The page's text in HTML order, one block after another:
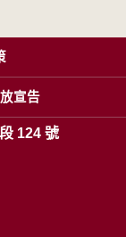
宣告
124 號